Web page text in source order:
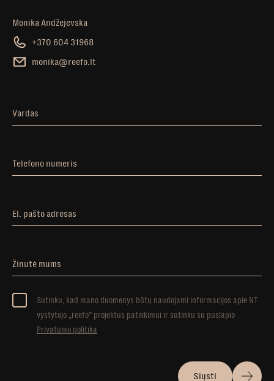
Monika Andžejevska
+370 604 31968
monika@reefo.lt
Vardas
Telefono numeris
El. pašto adresas
Žinutė mums
Sutinku, kad mano duomenys būtų naudojami informacijos apie NT
vystytojo „reefo” projektus pateikimui ir sutinku su puslapio
Privatumo politika
Siųsti